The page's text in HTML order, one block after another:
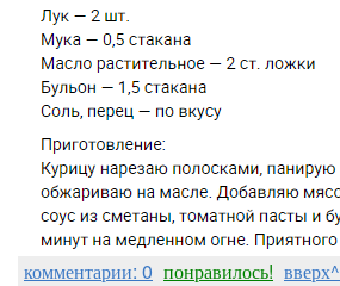
комментарии: 0 понравилось! вверх^